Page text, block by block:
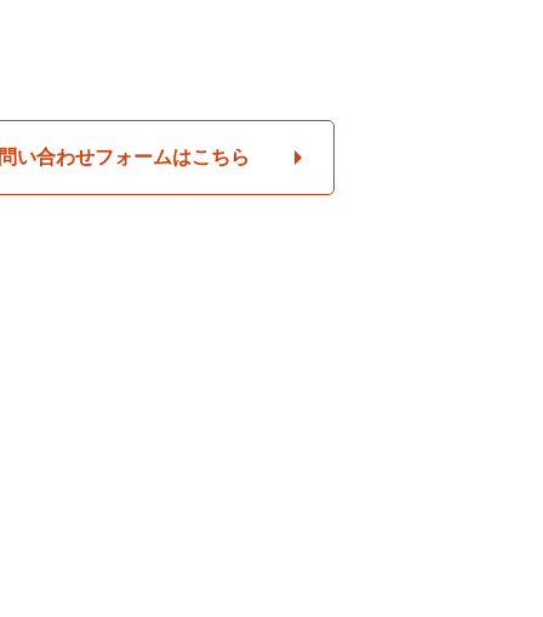
い合わせフォームはこちら